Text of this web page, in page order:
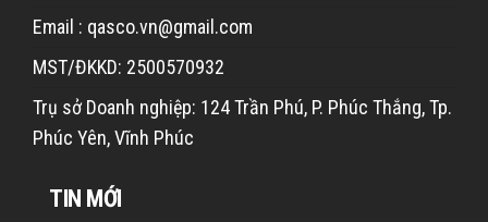
Email : qasco.vn@gmail.com
MST/ĐKKD: 2500570932
Trụ sở Doanh nghiệp: 124 Trần Phú, P. Phúc Thắng, Tp.
Phúc Yên, Vĩnh Phúc
TIN MỚI